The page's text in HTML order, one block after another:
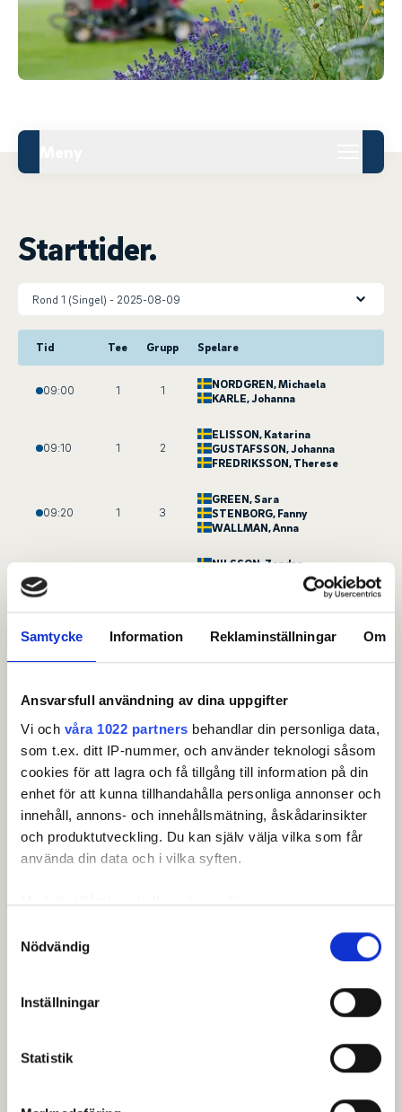
Samtycke Information Reklaminställningar Om
Ansvarsfull användning av dina uppgifter
Vi och våra 1022 partners behandlar din personliga data,
som t.ex. ditt IP-nummer, och använder teknologi såsom
cookies för att lagra och få tillgång till information på din
enhet för att kunna tillhandahålla personliga annonser och
innehåll, annons- och innehållsmätning, åskådarinsikter
och produktutveckling. Du kan själv välja vilka som får
använda din data och i vilka syften.
Med din tillåtelse skulle vi även vilja:
kan ha en noggrannhet på upp till flera meter
Ta reda på mer om hur dina personliga uppgifter
Du kan ändra eller dra tillbaka ditt samtycke när som
Nödvändig
Inställningar
Statistik
Starttider.
Tid Tee Grupp Spelare
09:00 1 1 NORDGREN, Michaela
KARLE, Johanna
09:10 1 2
ELISSON, Katarina
GUSTAFSSON, Johanna
FREDRIKSSON, Therese
09:20 1 3
GREEN, Sara
STENBORG, Fanny
WALLMAN, Anna
09:30
NILSSON, Zandra
, Marie
09:40 1 5
ÅKERBLOM, Denize
09:50 1 6
, Sara
ENEROTH, Sandra
PIHL, Malin
10:00 1 7
MARMONT , Louise
KÅGEFORS, Jessica
RYDIN
10:10 1
JANSSON, Anita
EKENHARD, Cecilia
ÖJESKÄR
, Ann-Charlotte